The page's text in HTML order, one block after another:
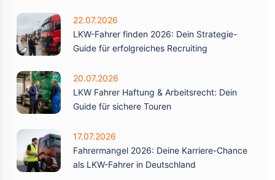
22.07.2026
LKW-Fahrer finden 2026: Dein Strategie-
Guide für erfolgreiches Recruiting
20.07.2026
LKW Fahrer Haftung & Arbeitsrecht: Dein
Guide für sichere Touren
17.07.2026
Fahrermangel 2026: Deine Karriere-Chance
als LKW-Fahrer in Deutschland